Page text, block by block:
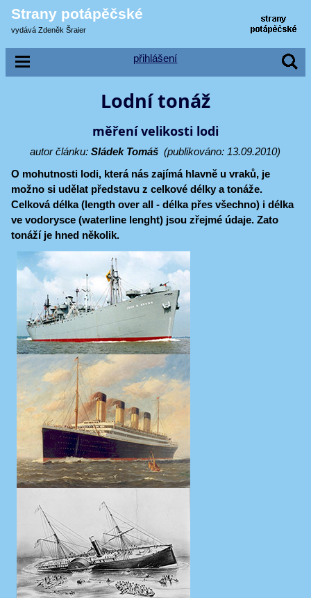
Strany potápěčské
vydává Zdeněk Šraier
přihlášení
Lodní tonáž
měření velikosti lodi
autor článku:Sládek Tomáš (publikováno: 13.09.2010)
O mohutnosti lodi, která nás zajímá hlavně u vraků, je
možno si udělat představu z celkové délky a tonáže.
Celková délka (length over all - délka přes všechno) i délka
ve vodorysce (waterline lenght) jsou zřejmé údaje. Zato
tonáží je hned několik.